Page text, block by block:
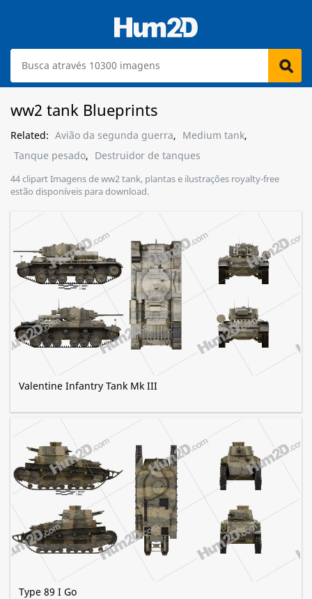
ww2 tank Blueprints
Related: Avião da segunda guerra, Medium tank,
Tanque pesado, Destruidor de tanques
44 clipart Imagens de ww2 tank, plantas e ilustrações royalty-free
estão disponíveis para download.
Valentine Infantry Tank Mk III
Type 89 I Go